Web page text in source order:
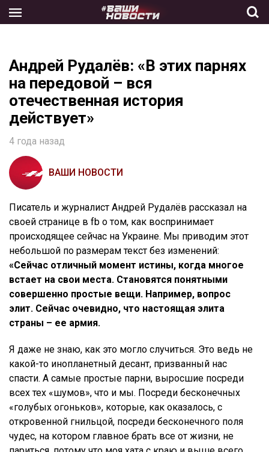
the
Андрей Рудалёв: «В этих парнях
на передовой – вся
отечественная история
действует»
4 года назад
ВАШИ НОВОСТИ
Писатель и журналист Андрей Рудалёв рассказал на
своей странице в fb о том, как воспринимает
происходящее сейчас на Украине. Мы приводим этот
небольшой по размерам текст без изменений:
«Сейчас отличный момент истины, когда многое
встает на свои места. Становятся понятными
совершенно простые вещи. Например, вопрос
элит. Сейчас очевидно, что настоящая элита
страны – ее армия.
Я даже не знаю, как это могло случиться. Это ведь не
какой-то инопланетный десант, призванный нас
спасти. А самые простые парни, выросшие посреди
всех тех «шумов», что и мы. Посреди бесконечных
«голубых огоньков», которые, как оказалось, с
откровенной гнильцой, посреди бесконечного поля
чудес, на котором главное брать все от жизни, не